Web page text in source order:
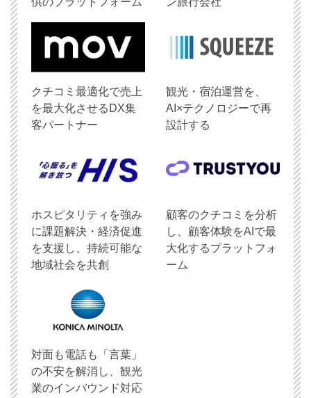
クチコミ最適化で売上
を最大化させるDX集
客パートナー
観光・宿泊運営を、
AI×テクノロジーで再
設計する
ホスピタリティを強み
に課題解決・経済促進
を支援し、持続可能な
地域社会を共創
顧客のクチコミを分析
し、顧客体験をAIで最
大化するプラットフォ
ーム
対面も電話も「言葉」
の不安を解消し、観光
業のインバウンド対応